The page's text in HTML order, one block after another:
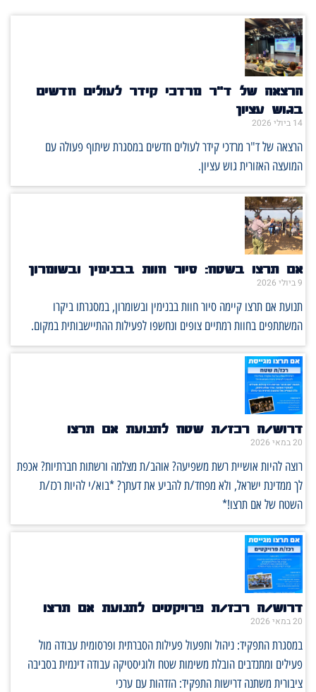
הרצאה של ד"ר מרדכי קידר לעולים חדשים
בגוש עציון
14 ביולי 2026
הרצאה של ד"ר מרדכי קידר לעולים חדשים במסגרת שיתוף פעולה עם
המועצה האזורית גוש עציון.
אם תרצו בשטח: סיור חוות בבנימין ובשומרון
9 ביולי 2026
תנועת אם תרצו קיימה סיור חוות בבנימין ובשומרון, במסגרתו ביקרו
המשתתפים בחוות רמתיים צופים ונחשפו לפעילות ההתיישבותית במקום.
דרוש/ה רכז/ת שטח לתנועת אם תרצו
20 במאי 2026
רוצה להיות אושיית רשת משפיעה? אוהב/ת מצלמה ורשתות חברתיות? אכפת
לך ממדינת ישראל, ולא מפחד/ת להביע את דעתך? *בוא/י להיות רכז/ת
השטח של אם תרצו!*
דרוש/ה רכז/ת פרויקטים לתנועת אם תרצו
20 במאי 2026
במסגרת התפקיד: ניהול ותפעול פעילות הסברתית ופרסומית עבודה מול
פעילים ומתנדבים הובלת משימות שטח ולוגיסטיקה עבודה דינמית בסביבה
ציבורית משתנה דרישות התפקיד: הזדהות עם ערכי